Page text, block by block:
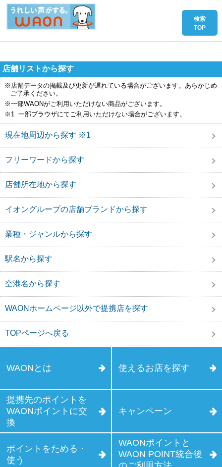
店舗リストから探す
※店舗データの掲載及び更新が遅れている場合がございます。あらかじめ
ご了承ください。
※一部WAONがご利用いただけない商品がございます。
※1 一部ブラウザにてご利用いただけない場合がございます。
現在地周辺から探す ※1
フリーワードから探す
店舗所在地から探す
イオングループの店舗ブランドから探す
業種・ジャンルから探す
駅名から探す
空港名から探す
WAONホームページ以外で提携店を探す
TOPページへ戻る